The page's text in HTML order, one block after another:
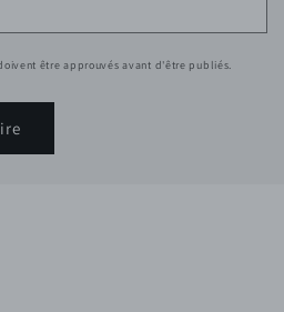
être approuvés avant d'être publiés.